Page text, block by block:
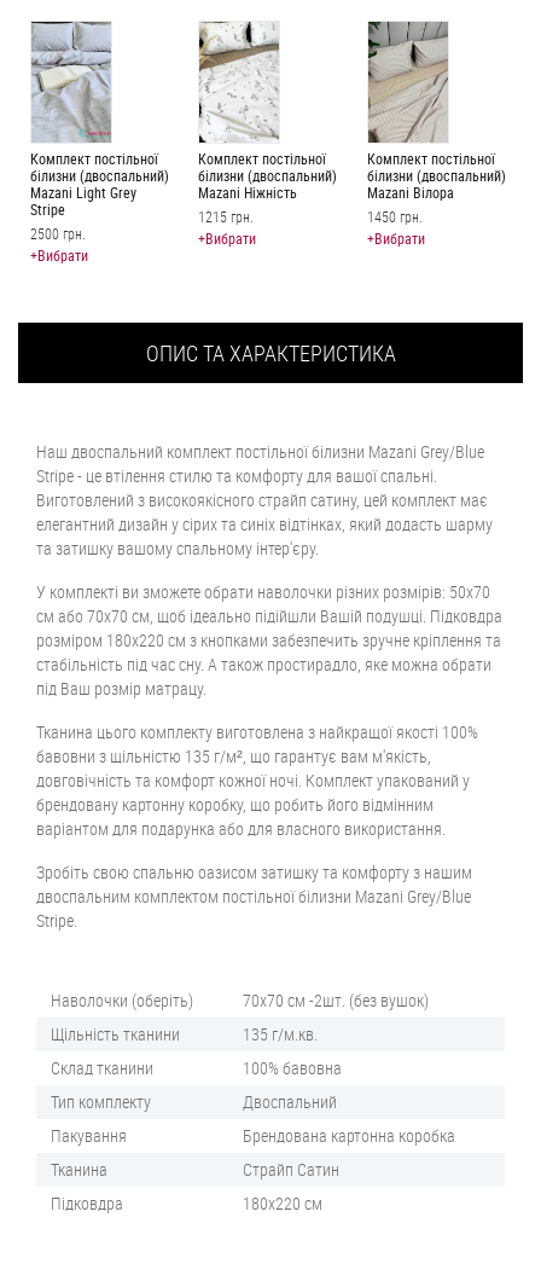
Комплект постільної
білизни (двоспальний)
Mazani Light Grey
Stripe
2500 грн.
+Вибрати
Комплект постільної
білизни (двоспальний)
Mazani Ніжність
1215 грн.
+Вибрати
Комплект постільної
білизни (двоспальний)
Mazani Вілора
1450 грн.
+Вибрати
ОПИС ТА ХАРАКТЕРИСТИКА
Наш двоспальний комплект постільної білизни Mazani Grey/Blue
Stripe - це втілення стилю та комфорту для вашої спальні.
Виготовлений з високоякісного страйп сатину, цей комплект має
елегантний дизайн у сірих та синіх відтінках, який додасть шарму
та затишку вашому спальному інтер'єру.
У комплекті ви зможете обрати наволочки різних розмірів: 50х70
см або 70х70 см, щоб ідеально підійшли Вашій подушці. Підковдра
розміром 180х220 см з кнопками забезпечить зручне кріплення та
стабільність під час сну. А також простирадло, яке можна обрати
під Ваш розмір матрацу.
Тканина цього комплекту виготовлена з найкращої якості 100%
бавовни з щільністю 135 г/м², що гарантує вам м'якість,
довговічність та комфорт кожної ночі. Комплект упакований у
брендовану картонну коробку, що робить його відмінним
варіантом для подарунка або для власного використання.
Зробіть свою спальню оазисом затишку та комфорту з нашим
двоспальним комплектом постільної білизни Mazani Grey/Blue
Stripe.
Наволочки (оберіть)
70х70 см -2шт. (без вушок)
Щільність тканини
135 г/м.кв.
Склад тканини
100% бавовна
Тип комплекту
Двоспальний
Пакування
Брендована картонна коробка
Тканина
Страйп Сатин
Підковдра
180х220 см